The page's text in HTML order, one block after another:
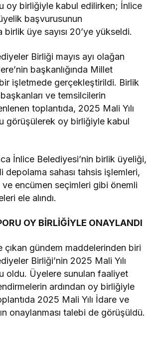
oy birliğiyle kabul edilirken; İnlice
başvurusunun
birlik üye sayısı 20’ye yükseldi.
Birliği mayıs ayı olağan
başkanlığında Millet
işletmede gerçekleştirildi. Birlik
ve temsilcilerin
toplantıda, 2025 Mali Yılı
görüşülerek oy birliğiyle kabul
İnlice Belediyesi’nin birlik üyeliği,
depolama sahası tahsis işlemleri,
ve encümen seçimleri gibi önemli
ele alındı.
OY BİRLİĞİYLE ONAYLANDI
çıkan gündem maddelerinden biri
Birliği’nin 2025 Mali Yılı
oldu. Üyelere sunulan faaliyet
ardından oy birliğiyle
2025 Mali Yılı İdare ve
onaylanması talebi de görüşüldü.